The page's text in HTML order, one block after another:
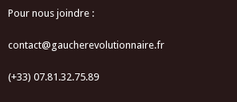
Pour nous joindre :
contact@gaucherevolutionnaire.fr
(+33) 07.81.32.75.89